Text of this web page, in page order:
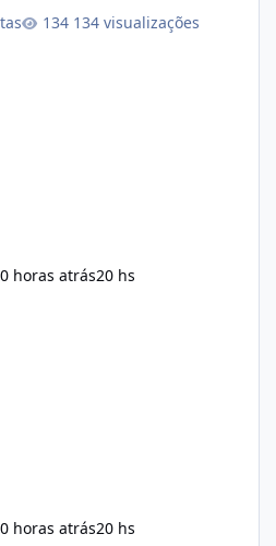
to complement
134 visualizações
horas atrás20 hs
horas atrás20 hs